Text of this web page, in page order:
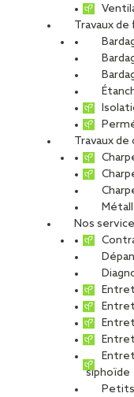
Travaux de
Travaux
Nos
siphoïde